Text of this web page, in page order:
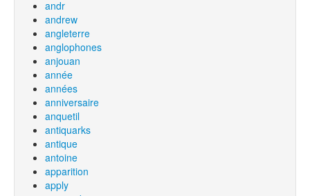
andr
andrew
angleterre
anglophones
anjouan
année
années
anniversaire
anquetil
antiquarks
antique
antoine
apparition
apply